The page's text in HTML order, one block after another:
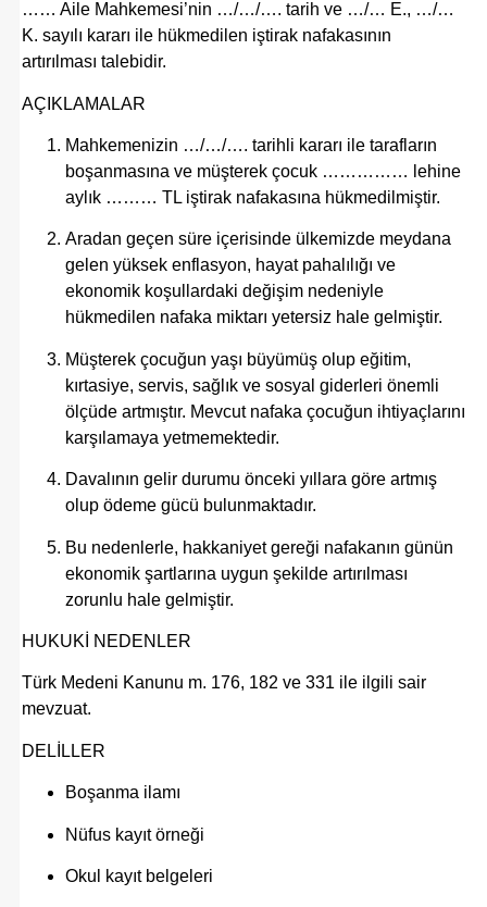
…… Aile Mahkemesi’nin …/…/…. tarih ve …/… E., …/…
K. sayılı kararı ile hükmedilen iştirak nafakasının
artırılması talebidir.
AÇIKLAMALAR
Mahkemenizin …/…/…. tarihli kararı ile tarafların
boşanmasına ve müşterek çocuk …………… lehine
aylık ……… TL iştirak nafakasına hükmedilmiştir.
Aradan geçen süre içerisinde ülkemizde meydana
gelen yüksek enflasyon, hayat pahalılığı ve
ekonomik koşullardaki değişim nedeniyle
hükmedilen nafaka miktarı yetersiz hale gelmiştir.
Müşterek çocuğun yaşı büyümüş olup eğitim,
kırtasiye, servis, sağlık ve sosyal giderleri önemli
ölçüde artmıştır. Mevcut nafaka çocuğun ihtiyaçlarını
karşılamaya yetmemektedir.
Davalının gelir durumu önceki yıllara göre artmış
olup ödeme gücü bulunmaktadır.
Bu nedenlerle, hakkaniyet gereği nafakanın günün
ekonomik şartlarına uygun şekilde artırılması
zorunlu hale gelmiştir.
HUKUKİ NEDENLER
Türk Medeni Kanunu m. 176, 182 ve 331 ile ilgili sair
mevzuat.
DELİLLER
Boşanma ilamı
Nüfus kayıt örneği
Okul kayıt belgeleri